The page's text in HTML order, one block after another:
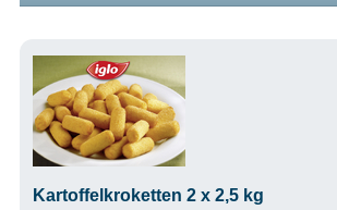
Kartoffelkroketten 2 x 2,5 kg